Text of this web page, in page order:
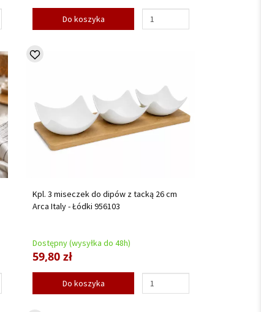
Do koszyka
Kpl. 3 miseczek do dipów z tacką 26 cm
Arca Italy - Łódki 956103
Dostępny (wysyłka do 48h)
59,80 zł
Do koszyka